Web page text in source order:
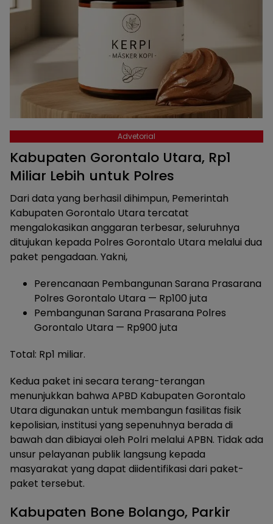
Advetorial
Kabupaten Gorontalo Utara, Rp1
Miliar Lebih untuk Polres
Dari data yang berhasil dihimpun, Pemerintah
Kabupaten Gorontalo Utara tercatat
mengalokasikan anggaran terbesar, seluruhnya
ditujukan kepada Polres Gorontalo Utara melalui dua
paket pengadaan. Yakni,
Perencanaan Pembangunan Sarana Prasarana
Polres Gorontalo Utara — Rp100 juta
Pembangunan Sarana Prasarana Polres
Gorontalo Utara — Rp900 juta
Total: Rp1 miliar.
Kedua paket ini secara terang-terangan
menunjukkan bahwa APBD Kabupaten Gorontalo
Utara digunakan untuk membangun fasilitas fisik
kepolisian, institusi yang sepenuhnya berada di
bawah dan dibiayai oleh Polri melalui APBN. Tidak ada
unsur pelayanan publik langsung kepada
masyarakat yang dapat diidentifikasi dari paket-
paket tersebut.
Kabupaten Bone Bolango, Parkir